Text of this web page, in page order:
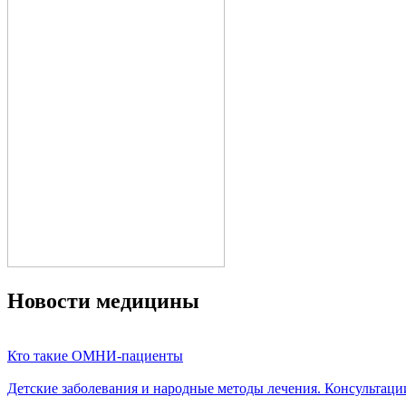
Новости медицины
Кто такие ОМНИ-пациенты
Детские заболевания и народные методы лечения.